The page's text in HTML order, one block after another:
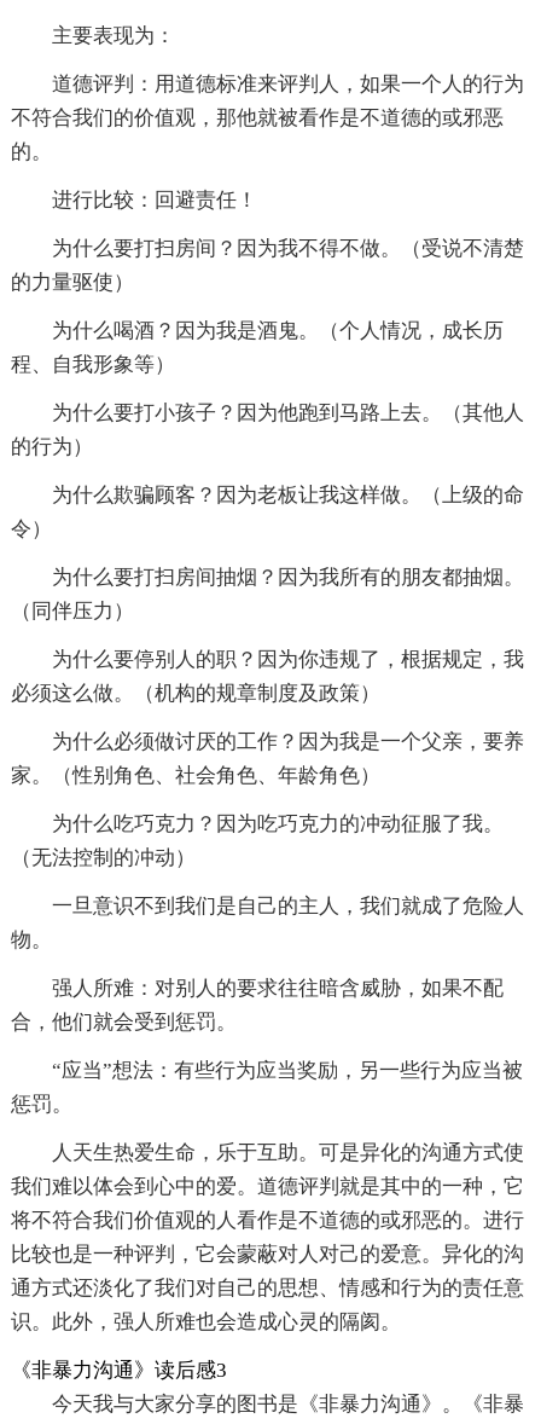
主要表现为：
道德评判：用道德标准来评判人，如果一个人的行为
不符合我们的价值观，那他就被看作是不道德的或邪恶
的。
进行比较：回避责任！
为什么要打扫房间？因为我不得不做。（受说不清楚
的力量驱使）
为什么喝酒？因为我是酒鬼。（个人情况，成长历
程、自我形象等）
为什么要打小孩子？因为他跑到马路上去。（其他人
的行为）
为什么欺骗顾客？因为老板让我这样做。（上级的命
令）
为什么要打扫房间抽烟？因为我所有的朋友都抽烟。
（同伴压力）
为什么要停别人的职？因为你违规了，根据规定，我
必须这么做。（机构的规章制度及政策）
为什么必须做讨厌的工作？因为我是一个父亲，要养
家。（性别角色、社会角色、年龄角色）
为什么吃巧克力？因为吃巧克力的冲动征服了我。
（无法控制的冲动）
一旦意识不到我们是自己的主人，我们就成了危险人
物。
强人所难：对别人的要求往往暗含威胁，如果不配
合，他们就会受到惩罚。
“应当”想法：有些行为应当奖励，另一些行为应当被
惩罚。
人天生热爱生命，乐于互助。可是异化的沟通方式使
我们难以体会到心中的爱。道德评判就是其中的一种，它
将不符合我们价值观的人看作是不道德的或邪恶的。进行
比较也是一种评判，它会蒙蔽对人对己的爱意。异化的沟
通方式还淡化了我们对自己的思想、情感和行为的责任意
识。此外，强人所难也会造成心灵的隔阂。
《非暴力沟通》读后感3
今天我与大家分享的图书是《非暴力沟通》。《非暴